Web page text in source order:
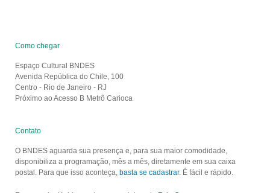
Como chegar
Espaço Cultural BNDES
Avenida República do Chile, 100
Centro - Rio de Janeiro - RJ
Próximo ao Acesso B Metrô Carioca
Contato
O BNDES aguarda sua presença e, para sua maior comodidade,
disponibiliza a programação, mês a mês, diretamente em sua caixa
postal. Para que isso aconteça, basta se cadastrar. É fácil e rápido.